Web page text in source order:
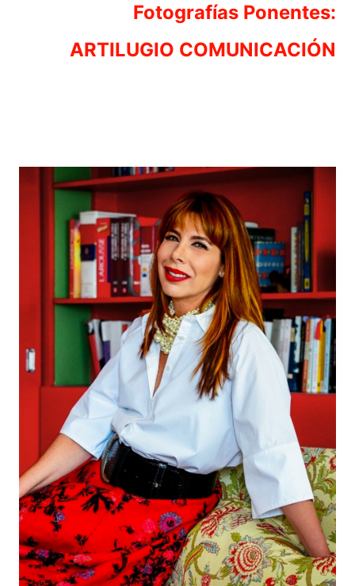
Fotografías Ponentes:
ARTILUGIO COMUNICACIÓN